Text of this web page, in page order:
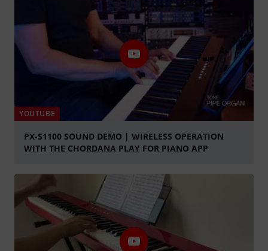
YOUTUBE
PX-S1100 SOUND DEMO | WIRELESS OPERATION
WITH THE CHORDANA PLAY FOR PIANO APP